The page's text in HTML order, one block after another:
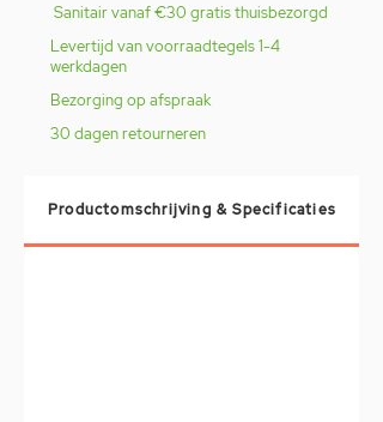
Sanitair vanaf €30 gratis thuisbezorgd
Levertijd van voorraadtegels 1-4
werkdagen
Bezorging op afspraak
30 dagen retourneren
Productomschrijving & Specificaties